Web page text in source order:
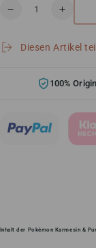
Anzahl
Verringere
Menge
für
Karmesin
&amp;
Stellarkrone
Erhöhe
die
Menge
für
&amp;
KP07
Diesen Artikel
100%
Inhalt der Pokémon Karmesin &